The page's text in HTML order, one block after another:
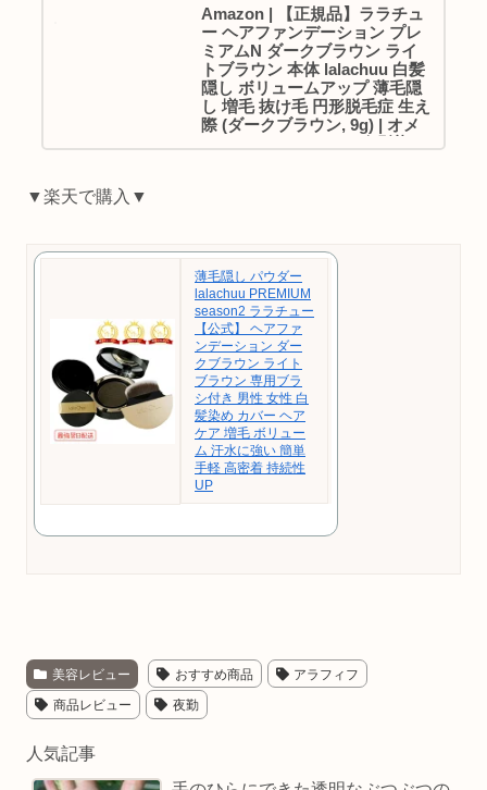
Amazon | 【正規品】ララチュ
ー ヘアファンデーション プレ
ミアムN ダークブラウン ライ
トブラウン 本体 lalachuu 白髪
隠し ボリュームアップ 薄毛隠
し 増毛 抜け毛 円形脱毛症 生え
際 (ダークブラウン, 9g) | オメ
▼楽天で購入▼
薄毛隠し パウダー
lalachuu PREMIUM
season2 ララチュー
【公式】 ヘアファ
ンデーション ダー
クブラウン ライト
ブラウン 専用ブラ
シ付き 男性 女性 白
髪染め カバー ヘア
ケア 増毛 ボリュー
ム 汗水に強い 簡単
手軽 高密着 持続性
UP
美容レビュー おすすめ商品 アラフィフ
商品レビュー 夜勤
人気記事